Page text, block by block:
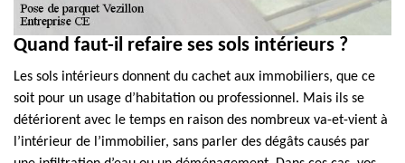
Quand faut-il refaire ses sols intérieurs ?
Les sols intérieurs donnent du cachet aux immobiliers, que ce
soit pour un usage d’habitation ou professionnel. Mais ils se
détériorent avec le temps en raison des nombreux va-et-vient à
l’intérieur de l’immobilier, sans parler des dégâts causés par